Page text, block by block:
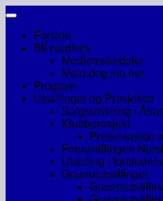
Skip
contentForside
Bli medlem
Medlemsfordeler
Meld deg inn her
Program
Utstillinger og Prosjekter
Salgsutstilling i
Klubbprosjekt
Presentasjon
Fotoustillingen
Utstilling i
Grasrotutstillinger